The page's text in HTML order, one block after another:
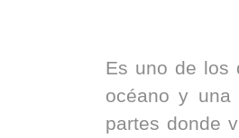
Es uno de los
océano y una
partes donde